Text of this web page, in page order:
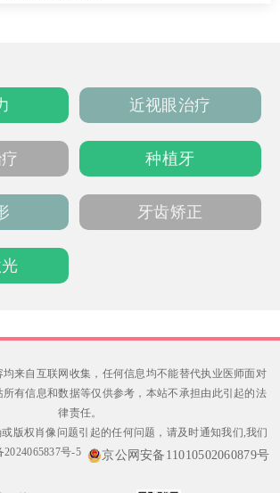
知更敏锐。除该术式外，医院还提供ICL晶体
入（34000元）、个性半飞秒（17800元）等
案。建议提前1-2周预约，并停戴隐形眼镜。
体性价比高，适合追求平稳恢复的患者。
近视眼治疗
种植牙
牙齿矫正
来自互联网收集，任何信息均不能替代执业医师面对
有信息和数据等仅供参考，本站不承担由此引起的法
律责任。
版权肖像问题引起的任何问题，请及时通知我们,我们
2024065837号-5 京公网安备11010502060879号